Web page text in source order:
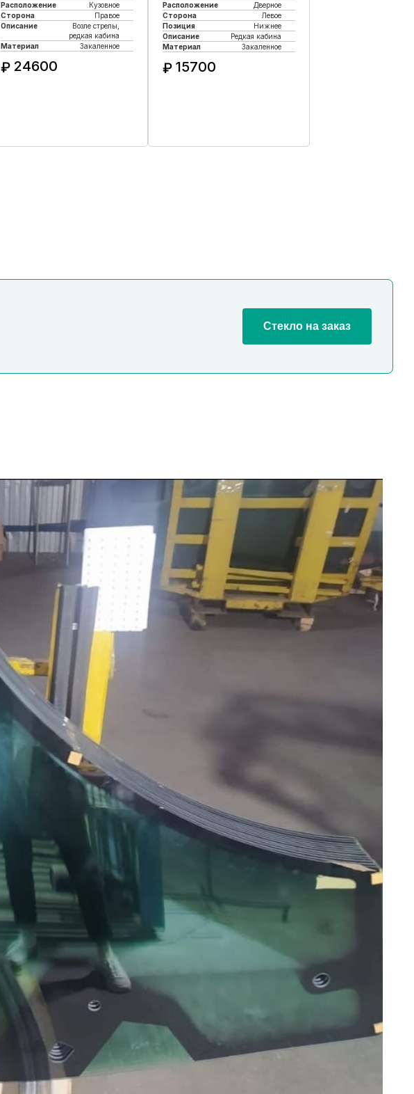
Расположение
Кузовное
Сторона
Правое
Описание
Возле стрелы,
редкая кабина
Материал
Закаленное
₽ 24600
Расположение
Дверное
Сторона
Левое
Позиция
Нижнее
Описание
Редкая кабина
Материал
Закаленное
₽15700
Стекло на заказ